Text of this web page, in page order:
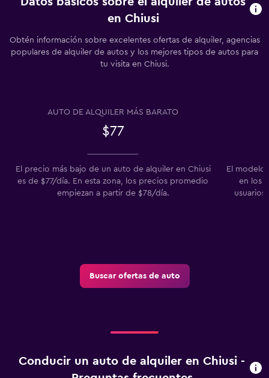
en Chiusi
Obtén información sobre excelentes ofertas de alquiler, agencias
populares de alquiler de autos y los mejores tipos de autos para
tu visita en Chiusi.
AUTO DE ALQUILER MÁS BARATO
$77
El precio más bajo de un auto de alquiler en Chiusi
es de $77/día. En esta zona, los precios promedio
empiezan a partir de $78/día.
El modelo
en los
Buscar ofertas de auto
Conducir un auto de alquiler en Chiusi -